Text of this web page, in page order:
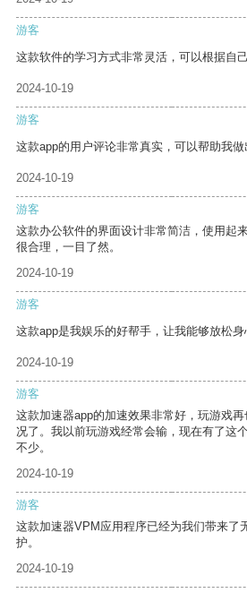
游客
这款软件的学习方式非常灵活，可以根据自
2024-10-19
游客
这款app的用户评论非常真实，可以帮助我做
2024-10-19
游客
这款办公软件的界面设计非常简洁，使用起
很合理，一目了然。
2024-10-19
游客
这款app是我娱乐的好帮手，让我能够放松身
2024-10-19
游客
这款加速器app的加速效果非常好，玩游戏
况了。我以前玩游戏经常会输，现在有了这
不少。
2024-10-19
游客
这款加速器VPM应用程序已经为我们带来了
护。
2024-10-19